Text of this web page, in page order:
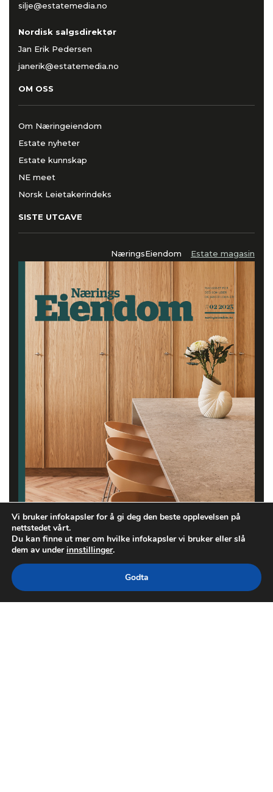
silje@estatemedia.no
Nordisk salgsdirektør
Jan Erik Pedersen
janerik@estatemedia.no
OM OSS
Om Næringeiendom
Estate nyheter
Estate kunnskap
NE meet
Norsk Leietakerindeks
SISTE UTGAVE
NæringsEiendom Estate magasin
Vi bruker infokapsler for å gi deg den beste opplevelsen på
nettstedet vårt.
Du kan finne ut mer om hvilke infokapsler vi bruker eller slå
dem av underinnstillinger.
Godta